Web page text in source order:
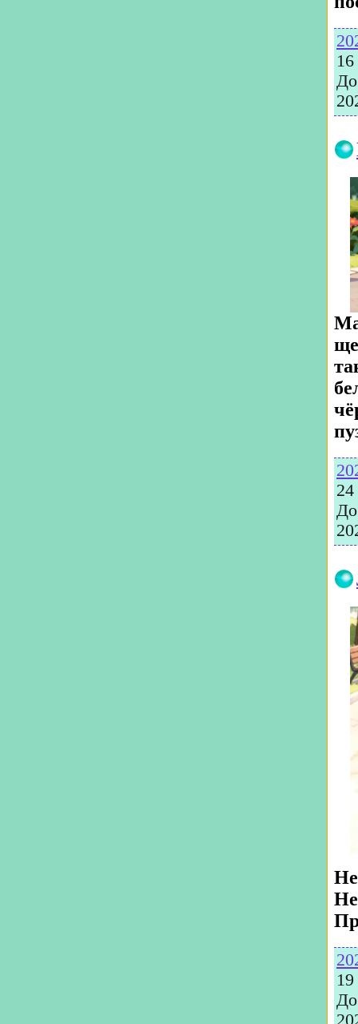
16
24
Не
19